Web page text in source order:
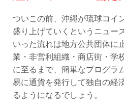
ついこの前、沖縄が琉球コイ
盛り上げていくというニュー
いった流れは地方公共団体に
業・非営利組織・商店街・学
に至るまで、簡単なプログラ
易に通貨を発行して独自の経
るようになるでしょう。